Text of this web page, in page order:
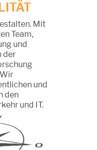
Mit
Team,
und
der
und
den
und IT.